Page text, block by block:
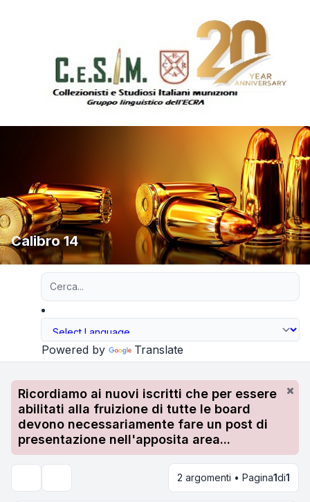
Calibro 14
Powered by Translate
Ricordiamo ai nuovi iscritti che per essere
abilitati alla fruizione di tutte le board
devono necessariamente fare un post di
presentazione nell'apposita area...
2 argomenti • Pagina1di1